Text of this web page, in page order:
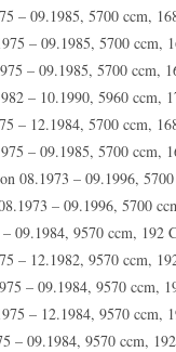
– 09.1985, 5700 ccm,
– 09.1985, 5700 ccm,
– 09.1985, 5700 ccm,
– 10.1990, 5960 ccm,
– 12.1984, 5700 ccm,
– 09.1985, 5700 ccm,
08.1973 – 09.1996,
– 09.1996, 5700
09.1984, 9570 ccm, 192
– 12.1982, 9570 ccm,
– 09.1984, 9570 ccm,
– 12.1984, 9570 ccm,
– 09.1984, 9570 ccm,